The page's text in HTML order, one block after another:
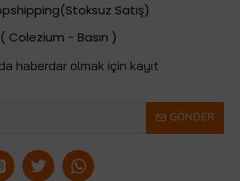
Satış)
Colezium - Basın )
haberdar olmak için kayıt
GÖNDER